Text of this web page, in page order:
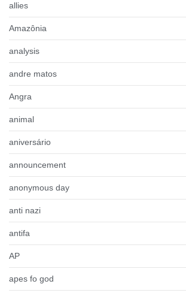
allies
Amazônia
analysis
andre matos
Angra
animal
aniversário
announcement
anonymous day
anti nazi
antifa
AP
apes fo god